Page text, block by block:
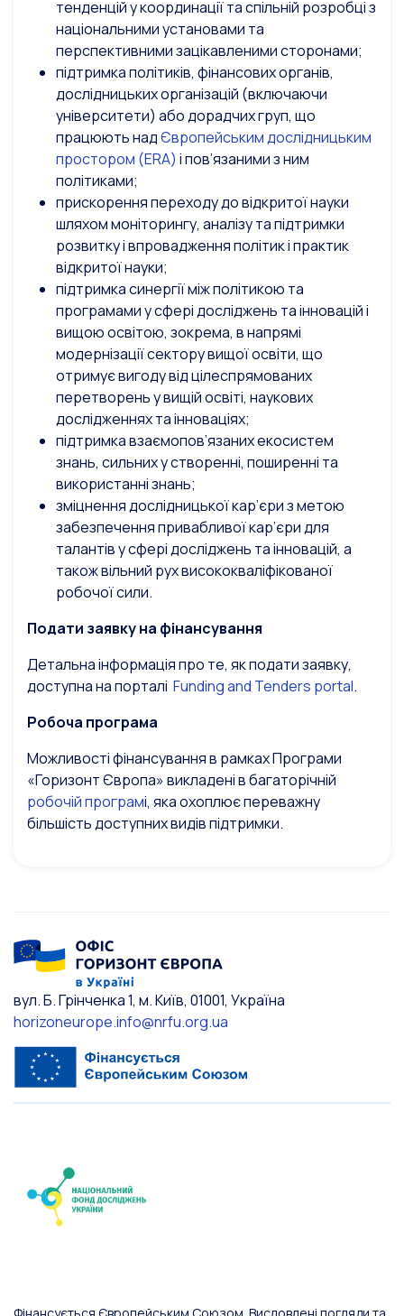
тенденцій у координації та спільній розробці з
національними установами та
перспективними зацікавленими сторонами;
підтримка політиків, фінансових органів,
дослідницьких організацій (включаючи
університети) або дорадчих груп, що
працюють надЄвропейським дослідницьким
простором (ERA) і пов’язаними з ним
політиками;
прискорення переходу до відкритої науки
шляхом моніторингу, аналізу та підтримки
розвитку і впровадження політик і практик
відкритої науки;
підтримка синергії між політикою та
програмами у сфері досліджень та інновацій і
вищою освітою, зокрема, в напрямі
модернізації сектору вищої освіти, що
отримує вигоду від цілеспрямованих
перетворень у вищій освіті, наукових
дослідженнях та інноваціях;
підтримка взаємопов’язаних екосистем
знань, сильних у створенні, поширенні та
використанні знань;
зміцнення дослідницької кар’єри з метою
забезпечення привабливої кар’єри для
талантів у сфері досліджень та інновацій, а
також вільний рух висококваліфікованої
робочої сили.
Подати заявку на фінансування
Детальна інформація про те, як подати заявку,
доступна на порталі Funding and Tenders portal.
Робоча програма
Можливості фінансування в рамках Програми
«Горизонт Європа» викладені в багаторічній
робочій програмі, яка охоплює переважну
більшість доступних видів підтримки.
вул. Б. Грінченка 1, м. Київ, 01001, Україна
horizoneurope.info@nrfu.org.ua
Фінансується Європейським Союзом. Висловлені погляди та